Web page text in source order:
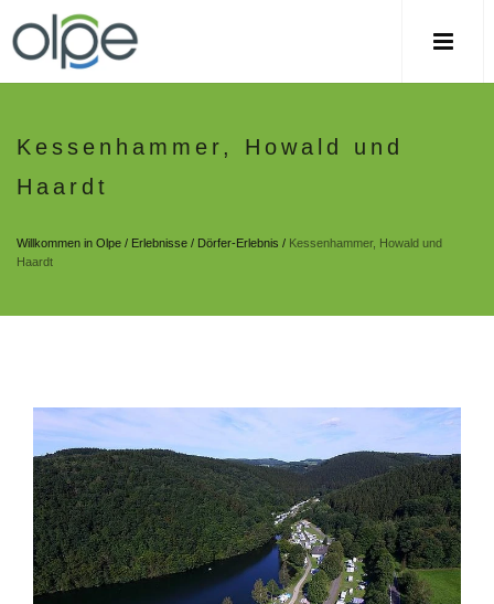
Kessenhammer, Howald und
Haardt
Willkommen in Olpe / Erlebnisse / Dörfer-Erlebnis / Kessenhammer, Howald und
Haardt